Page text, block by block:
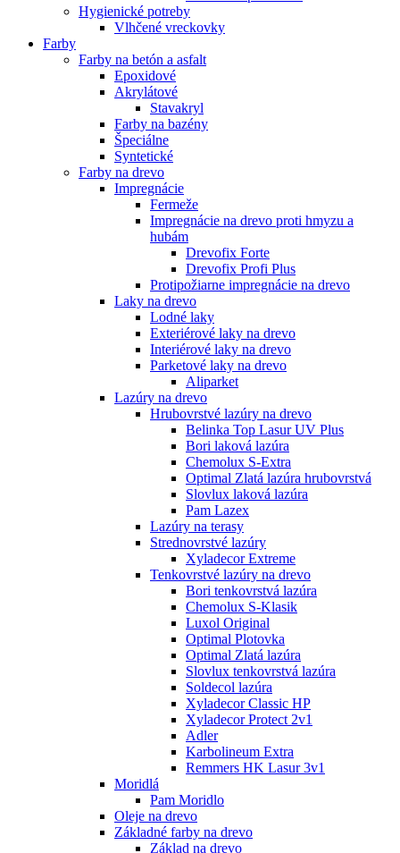
Hygienické potreby
Vlhčené vreckovky
Farby
Farby na betón a asfalt
Epoxidové
Akrylátové
Stavakryl
Farby na bazény
Špeciálne
Syntetické
Farby na drevo
Impregnácie
Fermeže
Impregnácie na drevo proti hmyzu a
hubám
Drevofix Forte
Drevofix Profi Plus
Protipožiarne impregnácie na drevo
Laky na drevo
Lodné laky
Exteriérové laky na drevo
Interiérové laky na drevo
Parketové laky na drevo
Aliparket
Lazúry na drevo
Hrubovrstvé lazúry na drevo
Belinka Top Lasur UV Plus
Bori laková lazúra
Chemolux S-Extra
Optimal Zlatá lazúra hrubovrstvá
Slovlux laková lazúra
Pam Lazex
Lazúry na terasy
Strednovrstvé lazúry
Xyladecor Extreme
Tenkovrstvé lazúry na drevo
Bori tenkovrstvá lazúra
Chemolux S-Klasik
Luxol Original
Optimal Plotovka
Optimal Zlatá lazúra
Slovlux tenkovrstvá lazúra
Soldecol lazúra
Xyladecor Classic HP
Xyladecor Protect 2v1
Adler
Karbolineum Extra
Remmers HK Lasur 3v1
Moridlá
Pam Moridlo
Oleje na drevo
Základné farby na drevo
Základ na drevo